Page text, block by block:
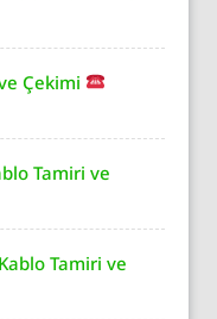
Çekimi
Tamiri ve
Tamiri ve